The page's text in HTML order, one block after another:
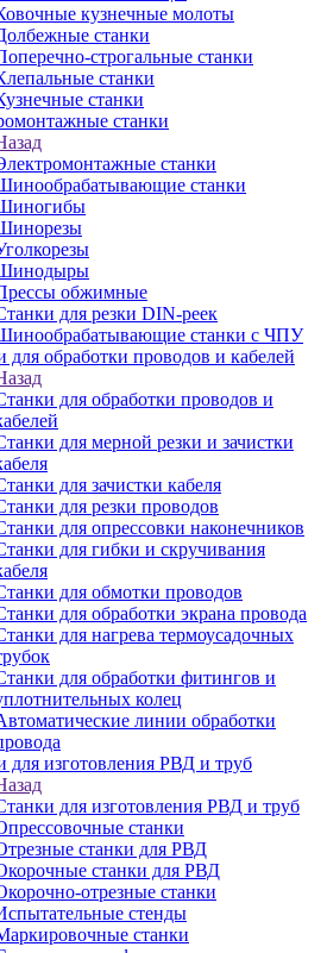
кузнечные молоты
станки
строгальные станки
станки
станки
станки
станки
станки
обжимные
для резки DIN-реек
станки с ЧПУ
для обработки проводов и кабелей
для обработки проводов и
для мерной резки и зачистки
для зачистки кабеля
для резки проводов
для опрессовки наконечников
для гибки и скручивания
для обмотки проводов
для обработки экрана провода
для нагрева термоусадочных
для обработки фитингов и
колец
линии обработки
для изготовления РВД и труб
для изготовления РВД и труб
станки
станки для РВД
станки для РВД
отрезные станки
стенды
станки